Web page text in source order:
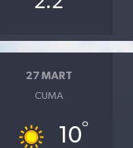
27 MART
CUMA
10°